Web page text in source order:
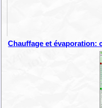
Chauffage et évaporation: